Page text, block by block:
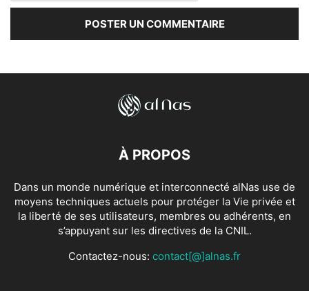
À PROPOS
Dans un monde numérique et interconnecté alNas use de
moyens techniques actuels pour protéger la Vie privée et
la liberté de ses utilisateurs, membres ou adhérents, en
s’appuyant sur les directives de la CNIL.
Contactez-nous: contact[@]alnas.fr